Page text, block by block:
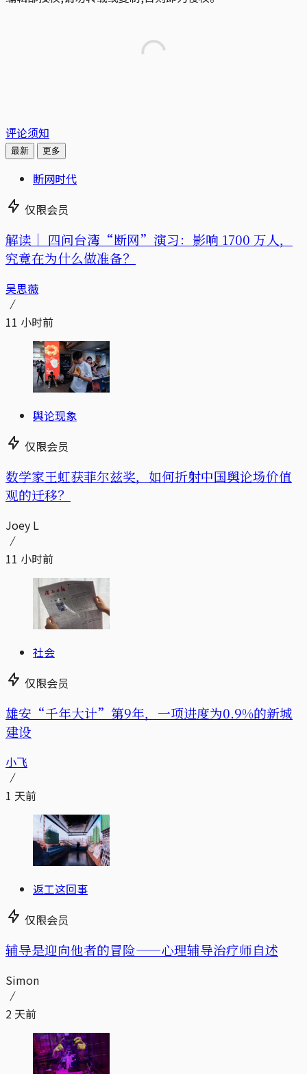
评论须知
最新 更多
断网时代
仅限会员
解读｜ 四问台湾“断网”演习：影响 1700 万人，
究竟在为什么做准备？
吴思薇
11 小时前
舆论现象
仅限会员
数学家王虹获菲尔兹奖，如何折射中国舆论场价值
观的迁移？
Joey L
11 小时前
社会
仅限会员
雄安“千年大计”第9年，一项进度为0.9%的新城
建设
小飞
1 天前
返工这回事
仅限会员
辅导是迎向他者的冒险——心理辅导治疗师自述
Simon
2 天前